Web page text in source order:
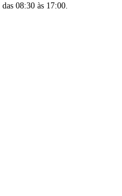
08:30 às 17:00.